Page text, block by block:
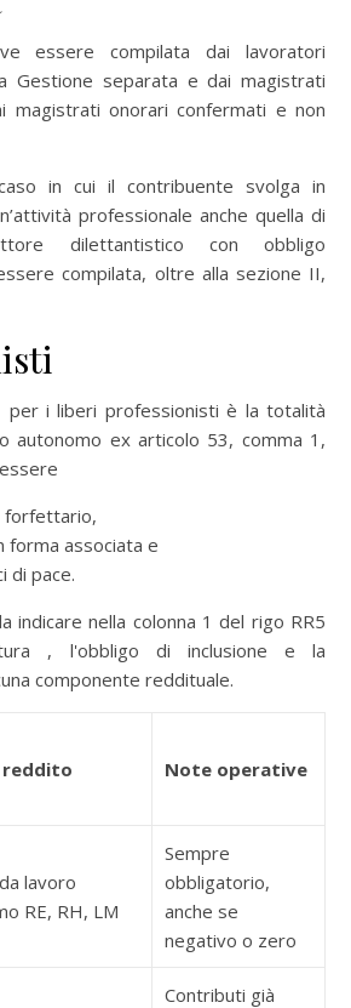
essere compilata dai lavoratori
Gestione separata e dai magistrati
magistrati onorari confermati e non
in cui il contribuente svolga in
professionale anche quella di
dilettantistico con obbligo
compilata, oltre alla sezione II,
per i liberi professionisti è la totalità
autonomo ex articolo 53, comma 1,
forfettario,
associata e
di pace.
indicare nella colonna 1 del rigo RR5
, l'obbligo di inclusione e la
componente reddituale.
reddito Note operative
lavoro
RE, RH, LM
Sempre
obbligatorio,
anche se
negativo o zero
Contributi già